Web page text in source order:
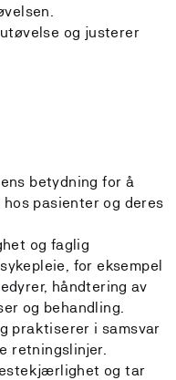
og justerer
betydning for å
pasienter og deres
og faglig
for eksempel
håndtering av
og behandling.
praktiserer i samsvar
retningslinjer.
og tar